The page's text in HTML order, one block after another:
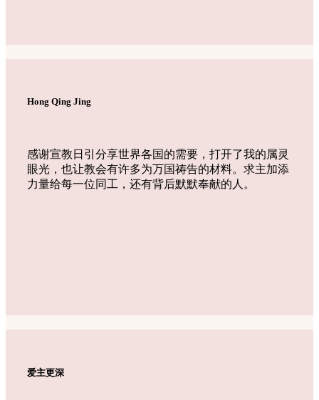
Hong Qing Jing
感谢宣教日引分享世界各国的需要，打开了我的属灵
眼光，也让教会有许多为万国祷告的材料。求主加添
力量给每一位同工，还有背后默默奉献的人。
爱主更深